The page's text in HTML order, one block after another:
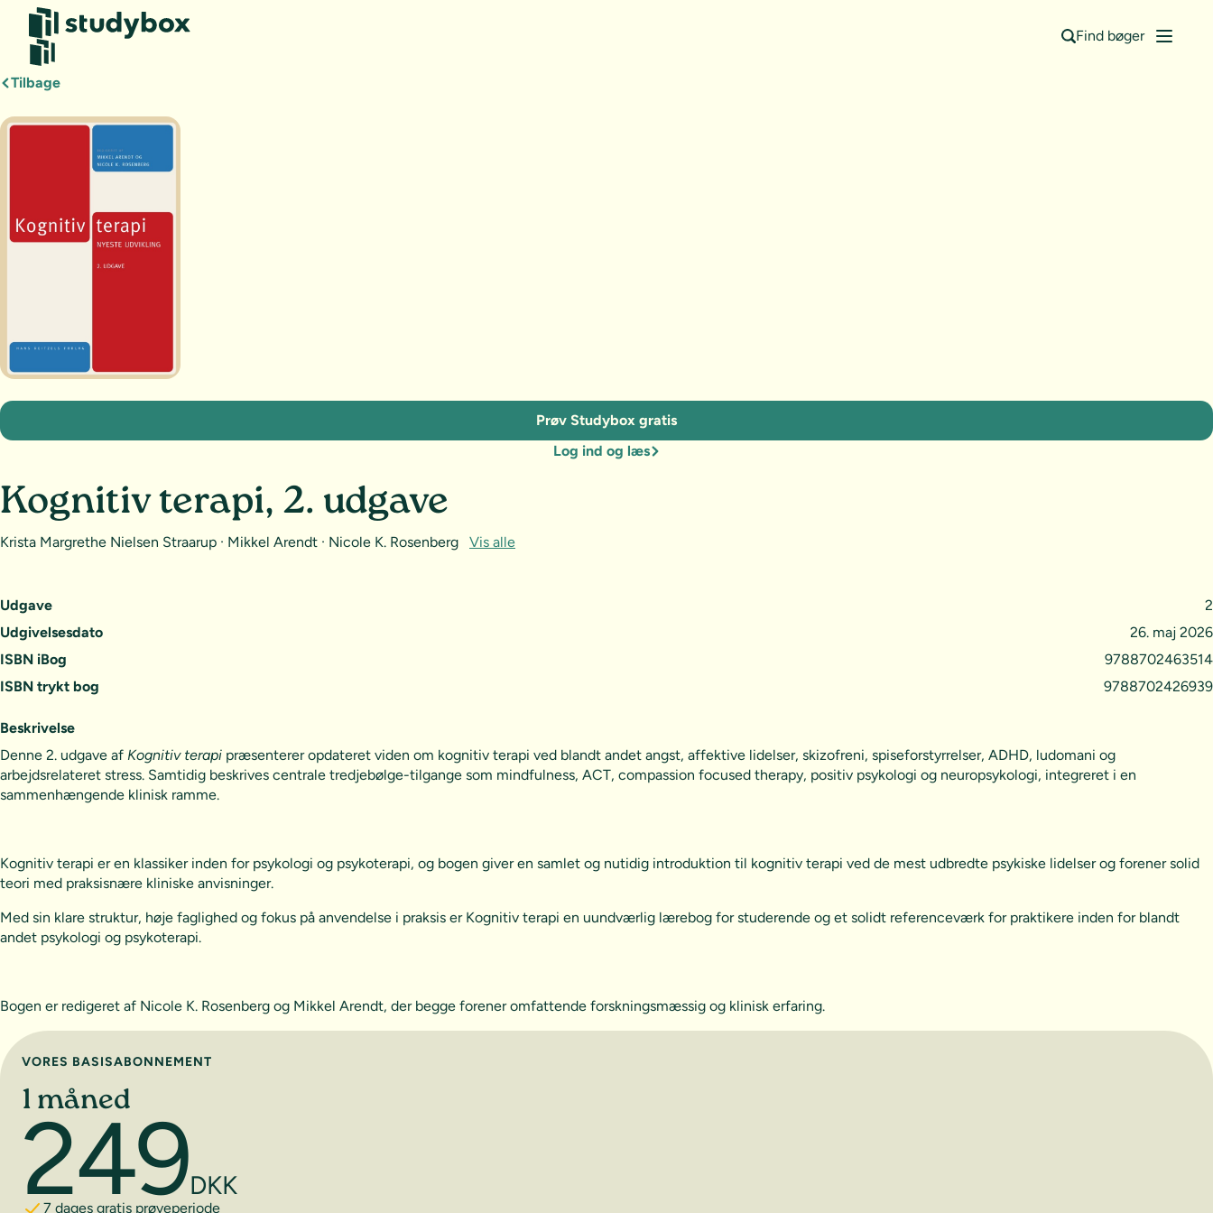
Find bøger
Tilbage
Udgave
2
Udgivelsesdato
26. maj 2026
ISBN iBog
9788702463514
ISBN trykt bog
9788702426939
Kognitiv terapi, 2. udgave
Krista Margrethe Nielsen Straarup · Mikkel Arendt · Nicole K. Rosenberg Vis alle
Prøv Studybox gratis
Log ind og læs
Beskrivelse
Denne 2. udgave af Kognitiv terapi præsenterer opdateret viden om kognitiv terapi ved blandt andet angst, affektive lidelser, skizofreni, spiseforstyrrelser, ADHD, ludomani og
arbejdsrelateret stress. Samtidig beskrives centrale tredjebølge-tilgange som mindfulness, ACT, compassion focused therapy, positiv psykologi og neuropsykologi, integreret i en
sammenhængende klinisk ramme.
Kognitiv terapi er en klassiker inden for psykologi og psykoterapi, og bogen giver en samlet og nutidig introduktion til kognitiv terapi ved de mest udbredte psykiske lidelser og forener solid
teori med praksisnære kliniske anvisninger.
Med sin klare struktur, høje faglighed og fokus på anvendelse i praksis er Kognitiv terapi en uundværlig lærebog for studerende og et solidt referenceværk for praktikere inden for blandt
andet psykologi og psykoterapi.
Bogen er redigeret af Nicole K. Rosenberg og Mikkel Arendt, der begge forener omfattende forskningsmæssig og klinisk erfaring.
Vælg abonnement
VORES BASISABONNEMENT
1 måned
249DKK
7 dages gratis prøveperiode